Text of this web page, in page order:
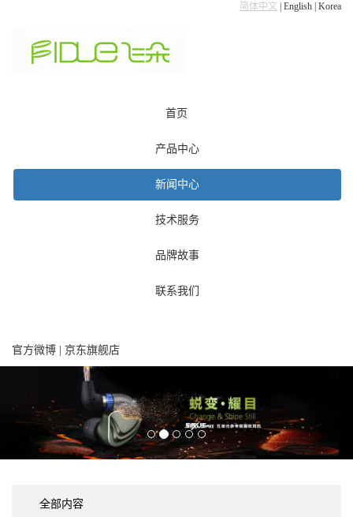
简体中文 English Korea
首页
产品中心
新闻中心
技术服务
品牌故事
联系我们
官方微博 京东旗舰店
全部内容